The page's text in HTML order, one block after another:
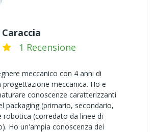
1 Recensione
meccanico con 4 anni di
progettazione meccanica. Ho e
conoscenze caratterizzanti
packaging (primario, secondario,
robotica (corredato da linee di
Ho un'ampia conoscenza dei